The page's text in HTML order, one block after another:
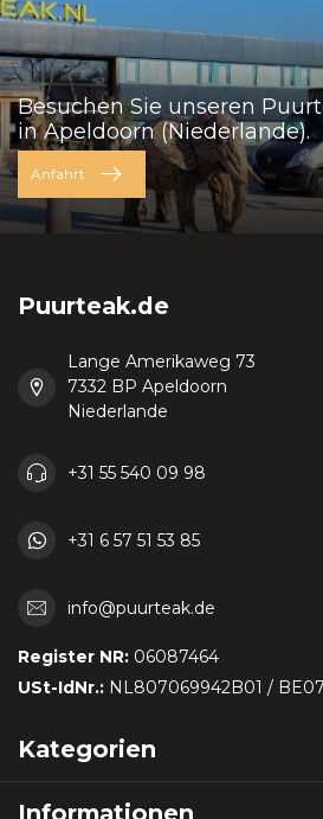
Besuchen Sie unseren
in Apeldoorn (Niederlande).
Anfahrt
Puurteak.de
Lange Amerikaweg 73
7332 BP Apeldoorn
Niederlande
+31 55 540 09 98
+31 6 57 51 53 85
info@puurteak.de
Register NR: 06087464
USt-IdNr.: NL807069942B01 /
Kategorien
Informationen